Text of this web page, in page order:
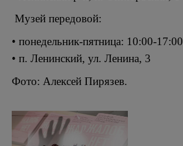
Музей передовой:
• понедельник-пятница: 10:00-17:00
• п. Ленинский, ул. Ленина, 3
Фото: Алексей Пирязев.